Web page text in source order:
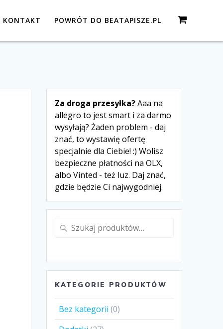
KONTAKT POWRÓT DO BEATAPISZE.PL
Za droga przesyłka?Aaa na
allegro to jest smart i za darmo
wysyłają? Żaden problem - daj
znać, to wystawię ofertę
specjalnie dla Ciebie! :) Wolisz
bezpieczne płatności na OLX,
albo Vinted - też luz. Daj znać,
gdzie będzie Ci najwygodniej.
Szukaj:
KATEGORIE PRODUKTÓW
Bez kategorii (0)